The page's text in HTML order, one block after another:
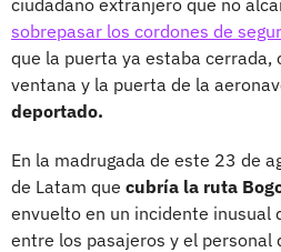
sobrepasar los cordones de
que la puerta ya estaba cerrada,
ventana y la puerta de la
deportado.
En la madrugada de este 23 de
de Latam que cubría la ruta
envuelto en un incidente inusual
entre los pasajeros y el personal